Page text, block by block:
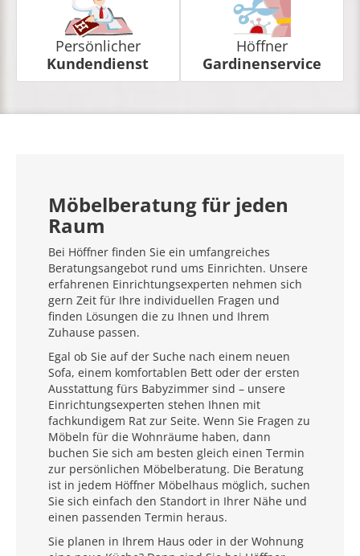
Persönlicher
Kundendienst
Höffner
Gardinenservice
Möbelberatung für jeden
Raum
Bei Höffner finden Sie ein umfangreiches
Beratungsangebot rund ums Einrichten. Unsere
erfahrenen Einrichtungsexperten nehmen sich
gern Zeit für Ihre individuellen Fragen und
finden Lösungen die zu Ihnen und Ihrem
Zuhause passen.
Egal ob Sie auf der Suche nach einem neuen
Sofa, einem komfortablen Bett oder der ersten
Ausstattung fürs Babyzimmer sind – unsere
Einrichtungsexperten stehen Ihnen mit
fachkundigem Rat zur Seite. Wenn Sie Fragen zu
Möbeln für die Wohnräume haben, dann
buchen Sie sich am besten gleich einen Termin
zur persönlichen Möbelberatung. Die Beratung
ist in jedem Höffner Möbelhaus möglich, suchen
Sie sich einfach den Standort in Ihrer Nähe und
einen passenden Termin heraus.
Sie planen in Ihrem Haus oder in der Wohnung